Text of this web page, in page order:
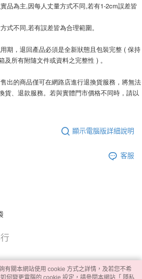
品為主,因每人丈量方式不同,若有1-2cm誤差皆
不同,若有誤差皆為合理範圍。
期，退回產品必須是全新狀態且包裝完整 ( 保持
所有附隨文件或資料之完整性 ) 。
出的商品僅可在網路店進行退換貨服務，將無法
貨、退款服務。若與實體門市價格不同時，請以
顯示電腦版詳細說明
客服
有關本網站使用 cookie 方式之詳情，及若您不希
何變更電腦的 cookie 設定，請參閱本網站「 隱私